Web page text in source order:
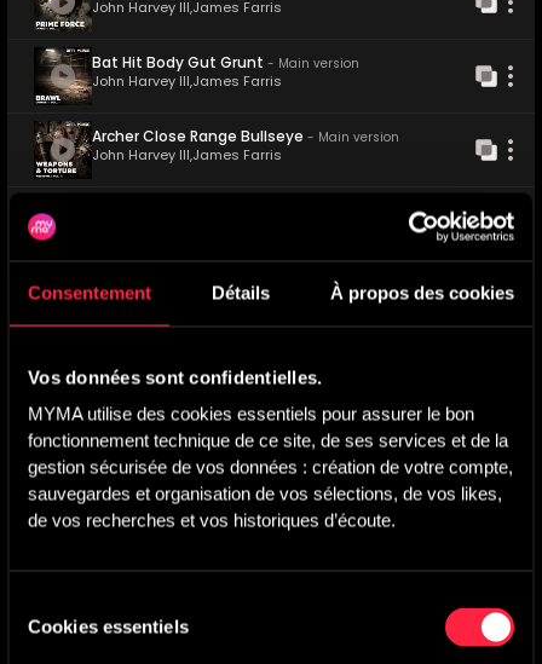
Consentement Détails À propos des cookies
Vos données sont confidentielles.
MYMA utilise des cookies essentiels pour assurer le bon
fonctionnement technique de ce site, de ses services et de la
gestion sécurisée de vos données : création de votre compte,
sauvegardes et organisation de vos sélections, de vos likes,
de vos recherches et vos historiques d’écoute.
duCookies essentiels
John Harvey III ,James Farris
Bat Hit Body Gut Grunt - Main version
John Harvey III ,James Farris
Archer Close Range Bullseye - Main version
John Harvey III ,James Farris
Tous les albums (11 )
recogni...
craf...